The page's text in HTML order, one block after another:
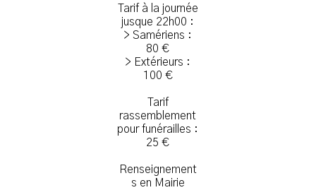
Tarif à la journée
jusque 22h00 :
> Samériens :
80 €
> Extérieurs :
100 €
Tarif
rassemblement
pour funérailles :
25 €
Renseignement
s en Mairie